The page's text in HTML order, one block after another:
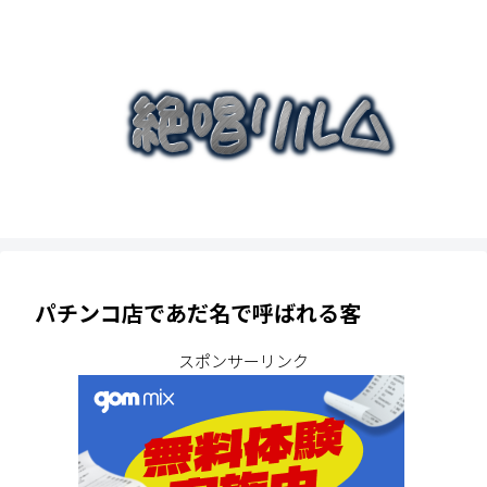
パチンコ店であだ名で呼ばれる客
スポンサーリンク